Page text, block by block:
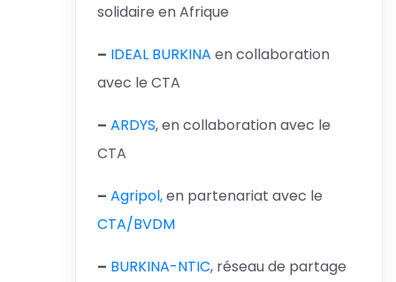
solidaire en Afrique
– IDEAL BURKINA en collaboration
avec le CTA
– ARDYS, en collaboration avec le
CTA
– Agripol,en partenariat avec le
CTA/BVDM
– BURKINA-NTIC, réseau de partage